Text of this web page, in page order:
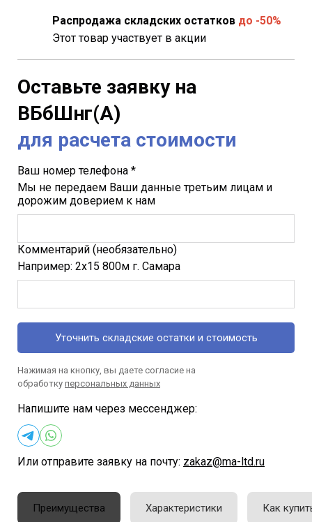
Распродажа складских остатков до -50%
Этот товар участвует в акции
Оставьте заявку на
ВБбШнг(A)
для расчета стоимости
Ваш номер телефона *
Мы не передаем Ваши данные третьим лицам и
дорожим доверием к нам
Комментарий (необязательно)
Например: 2х15 800м г. Самара
Уточнить складские остатки и стоимость
Нажимая на кнопку, вы даете согласие на
обработку персональных данных
Напишите нам через мессенджер:
Или отправите заявку на почту: zakaz@ma-ltd.ru
Преимущества Характеристики Как